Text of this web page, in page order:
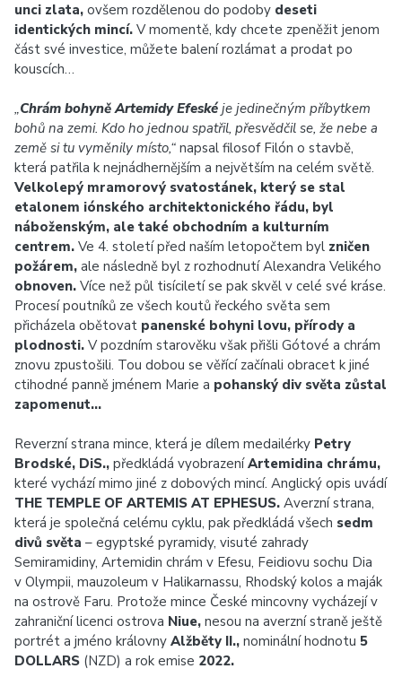
unci zlata, ovšem rozdělenou do podoby deseti
identických mincí. V momentě, kdy chcete zpeněžit jenom
část své investice, můžete balení rozlámat a prodat po
kouscích…
„Chrám bohyně Artemidy Efeské je jedinečným příbytkem
bohů na zemi. Kdo ho jednou spatřil, přesvědčil se, že nebe a
země si tu vyměnily místo,“ napsal filosof Filón o stavbě,
která patřila k nejnádhernějším a největším na celém světě.
Velkolepý mramorový svatostánek, který se stal
etalonem iónského architektonického řádu, byl
náboženským, ale také obchodním a kulturním
centrem. Ve 4. století před naším letopočtem byl zničen
požárem, ale následně byl z rozhodnutí Alexandra Velikého
obnoven. Více než půl tisíciletí se pak skvěl v celé své kráse.
Procesí poutníků ze všech koutů řeckého světa sem
přicházela obětovat panenské bohyni lovu, přírody a
plodnosti. V pozdním starověku však přišli Gótové a chrám
znovu zpustošili. Tou dobou se věřící začínali obracet k jiné
ctihodné panně jménem Marie a pohanský div světa zůstal
zapomenut…
Reverzní strana mince, která je dílem medailérky Petry
Brodské, DiS., předkládá vyobrazeníArtemidina chrámu,
které vychází mimo jiné z dobových mincí. Anglický opis uvádí
THE TEMPLE OF ARTEMIS AT EPHESUS. Averzní strana,
která je společná celému cyklu, pak předkládá všech sedm
divů světa – egyptské pyramidy, visuté zahrady
Semiramidiny, Artemidin chrám v Efesu, Feidiovu sochu Dia
v Olympii, mauzoleum v Halikarnassu, Rhodský kolos a maják
na ostrově Faru. Protože mince České mincovny vycházejí v
zahraniční licenci ostrova Niue, nesou na averzní straně ještě
portrét a jméno královny Alžběty II., nominální hodnotu 5
DOLLARS (NZD) a rok emise 2022.